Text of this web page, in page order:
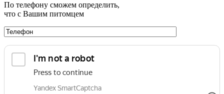
По телефону сможем определить,
что с Вашим питомцем